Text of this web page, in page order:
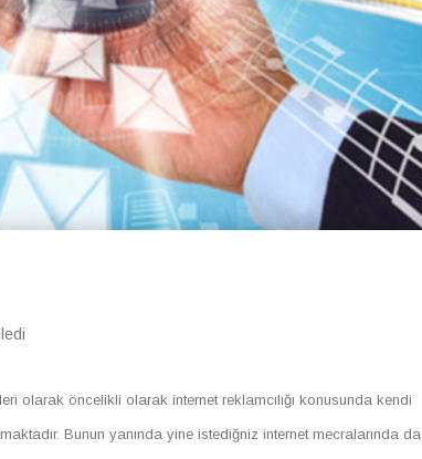
olarak öncelikli olarak internet reklamcılığı konusunda kendi
Bunun yanında yine istediğniz internet mecralarında da